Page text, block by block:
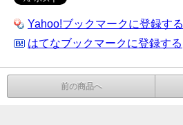
Yahoo!ブックマークに登録する
はてなブックマークに登録する
前の商品へ